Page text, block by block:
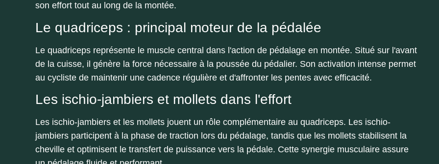
son effort tout au long de la montée.
Le quadriceps : principal moteur de la pédalée
Le quadriceps représente le muscle central dans l'action de pédalage en montée. Situé sur l'avant
de la cuisse, il génère la force nécessaire à la poussée du pédalier. Son activation intense permet
au cycliste de maintenir une cadence régulière et d'affronter les pentes avec efficacité.
Les ischio-jambiers et mollets dans l'effort
Les ischio-jambiers et les mollets jouent un rôle complémentaire au quadriceps. Les ischio-
jambiers participent à la phase de traction lors du pédalage, tandis que les mollets stabilisent la
cheville et optimisent le transfert de puissance vers la pédale. Cette synergie musculaire assure